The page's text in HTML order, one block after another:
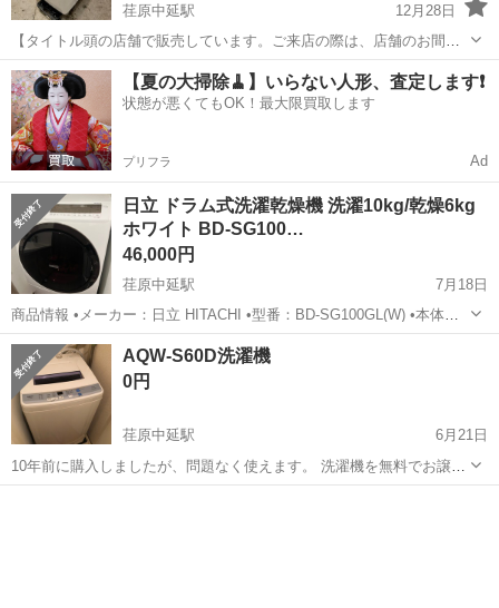
荏原中延駅
12月28日
【タイトル頭の店舗で販売しています。ご来店の際は、店舗のお間違
えにお気を付け下さい！】 □◆□◆□◆□◆□◆□◆□◆□◆□ 販売・買取
専門店 リサイクルショップ ランバールーム LUMBER ROOM ...
東京 品川区 荏原中延駅 生活家電
【夏の大掃除🧹】いらない人形、査定します❗️
状態が悪くてもOK！最大限買取します
プリフラ Ad
日立 ドラム式洗濯乾燥機 洗濯10kg/乾燥6kg
ホワイト BD-SG100…
46,000円
荏原中延駅
7月18日
商品情報 •メーカー：日立 HITACHI •型番：BD-SG100GL(W) •本体寸
法[mm]（外形寸法で記載）：幅630×奥行715×高さ1,050 •容量：洗濯
10kg／乾燥6kg ※8/3に受け取っていただける方...
東京 品川区 荏原中延駅 生活家電
AQW-S60D洗濯機
0円
荏原中延駅
6月21日
10年前に購入しましたが、問題なく使えます。 洗濯機を無料でお譲り
します。エレベーター付きのマンション5階まで取りに来られる方に差